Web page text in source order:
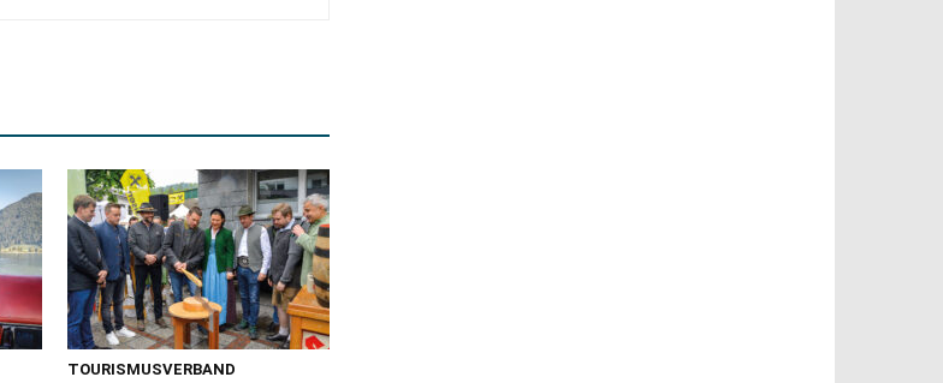
TOURISMUSVERBAND